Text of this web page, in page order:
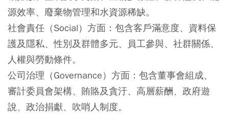
源效率、廢棄物管理和水資源稀缺。
社會責任（Social）方面： 包含客戶滿意度、資料保
護及隱私、性別及群體多元、員工參與、社群關係、
人權與勞動條件。
公司治理（Governance）方面： 包含董事會組成、
審計委員會架構、賄賂及貪汙、高層薪酬、政府遊
說、政治捐獻、吹哨人制度。